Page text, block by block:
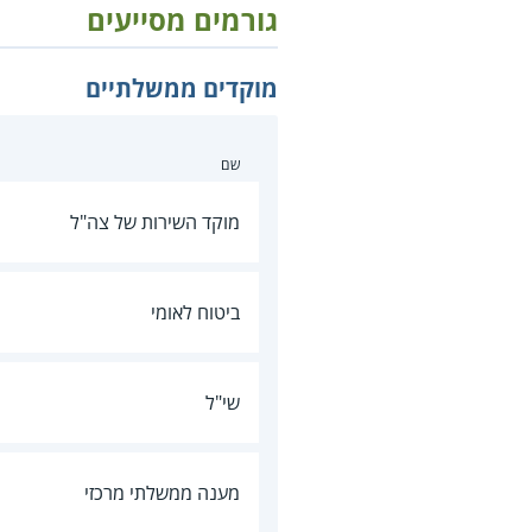
גורמים מסייעים
מוקדים ממשלתיים
שם
מוקד השירות של צה"ל
ביטוח לאומי
שי"ל
מענה ממשלתי מרכזי